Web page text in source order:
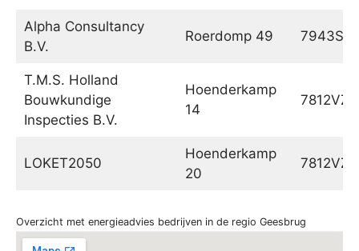
Alpha Consultancy
B.V.
Roerdomp 49 7943SN
T.M.S. Holland
Bouwkundige
Inspecties B.V.
Hoenderkamp
14
7812VZ
LOKET2050
Hoenderkamp
20
7812VZ
Overzicht met energieadvies bedrijven in de regio Geesbrug